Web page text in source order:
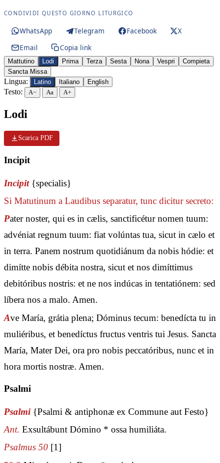
CONDIVIDI QUESTO GIORNO LITURGICO
WhatsApp Telegram Facebook
X
Email
Copia link
Mattutino Lodi Prima Terza Sesta Nona Vespri
Compieta
Sancta Missa
Lingua: Latino Italiano English
Testo: A− Aa A+
Lodi
Scarica PDF
Incipit
Incipit {specialis}
Si Matutinum a Laudibus separatur, tunc dicitur secreto:
Pater noster, qui es in cælis, sanctificétur nomen tuum:
advéniat regnum tuum: fiat volúntas tua, sicut in cælo et
in terra. Panem nostrum quotidiánum da nobis hódie: et
dimítte nobis débita nostra, sicut et nos dimíttimus
debitóribus nostris: et ne nos indúcas in tentatiónem: sed
líbera nos a malo. Amen.
Ave María, grátia plena; Dóminus tecum: benedícta tu in
muliéribus, et benedíctus fructus ventris tui Jesus. Sancta
María, Mater Dei, ora pro nobis peccatóribus, nunc et in
hora mortis nostræ. Amen.
Psalmi
Psalmi {Psalmi & antiphonæ ex Commune aut Festo}
Ant. Exsultábunt Dómino * ossa humiliáta.
Psalmus 50 [1]